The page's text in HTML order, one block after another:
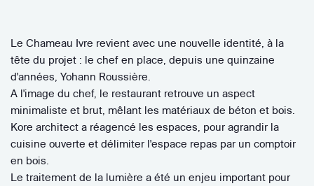
Le Chameau Ivre revient avec une nouvelle identité, à la
tête du projet : le chef en place, depuis une quinzaine
d'années, Yohann Roussière.
A l'image du chef, le restaurant retrouve un aspect
minimaliste et brut, mêlant les matériaux de béton et bois.
Kore architect a réagencé les espaces, pour agrandir la
cuisine ouverte et délimiter l'espace repas par un comptoir
en bois.
Le traitement de la lumière a été un enjeu important pour